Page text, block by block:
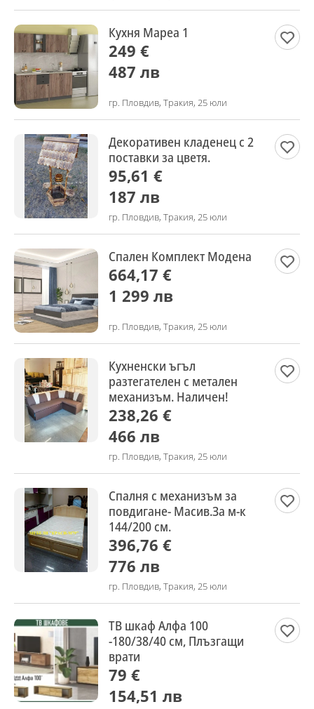
Кухня Мареа 1
249 €
487 лв
гр. Пловдив, Тракия, 25 юли
Декоративен кладенец с 2
поставки за цветя.
95,61 €
187 лв
гр. Пловдив, Тракия, 25 юли
Спален Комплект Модена
664,17 €
1 299 лв
гр. Пловдив, Тракия, 25 юли
Кухненски ъгъл
разтегателен с метален
механизъм. Наличен!
238,26 €
466 лв
гр. Пловдив, Тракия, 25 юли
Спалня с механизъм за
повдигане- Масив.За м-к
144/200 см.
396,76 €
776 лв
гр. Пловдив, Тракия, 25 юли
ТВ шкаф Алфа 100
-180/38/40 см, Плъзгащи
врати
79 €
154,51 лв